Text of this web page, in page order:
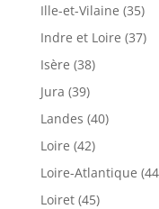
Ille-et-Vilaine (35)
Indre et Loire (37)
Isère (38)
Jura (39)
Landes (40)
Loire (42)
Loire-Atlantique
Loiret (45)